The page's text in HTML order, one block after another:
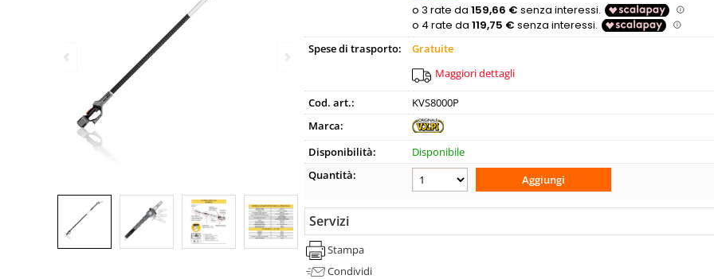
Spese di trasporto:
Gratuite
Maggiori dettagli
Cod. art.:
KVS8000P
Marca:
Disponibilità:
Disponibile
Quantità:
Servizi
Stampa
Condividi